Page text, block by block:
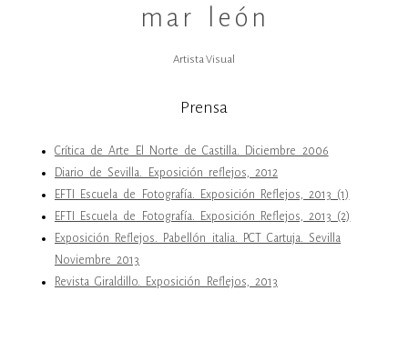
mar león
Artista Visual
Prensa
Crítica de Arte El Norte de Castilla. Diciembre 2006
Diario de Sevilla. Exposición reflejos, 2012
EFTI Escuela de Fotografía. Exposición Reflejos, 2013 (1)
EFTI Escuela de Fotografía. Exposición Reflejos, 2013 (2)
Exposición Reflejos. Pabellón italia. PCT Cartuja. Sevilla
Noviembre 2013
Revista Giraldillo. Exposición Reflejos, 2013